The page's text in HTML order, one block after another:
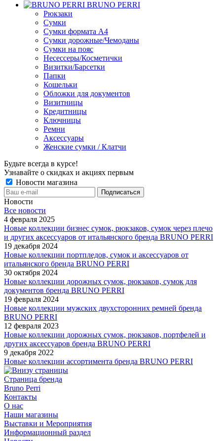
BRUNO PERRI
Рюкзаки
Сумки
Сумки формата А4
Сумки дорожные/Чемоданы
Сумки на пояс
Несессеры/Косметички
Визитки/Барсетки
Папки
Кошельки
Обложки для документов
Визитницы
Кредитницы
Ключницы
Ремни
Аксессуары
Женские сумки / Клатчи
Будьте всегда в курсе!
Узнавайте о скидках и акциях первым
Новости магазина
Новости
Все новости
4 февраля 2025
Новые коллекции бизнес сумок, рюкзаков, сумок через плечо
и других аксессуаров от итальянского бренда BRUNO PERRI
19 декабря 2024
Новые коллекции портпледов, сумок и аксессуаров от
итальянского бренда BRUNO PERRI
30 октября 2024
Новые коллекции дорожных сумок, рюкзаков, сумок для
документов бренда BRUNO PERRI
19 февраля 2024
Новые коллекции мужских двухсторонних ремней бренда
BRUNO PERRI
12 февраля 2023
Новые коллекции дорожных сумок, рюкзаков, портфелей и
других аксессуаров бренда BRUNO PERRI
9 декабря 2022
Новые коллекции ассортимента бренда BRUNO PERRI
Страница бренда
Bruno Perri
Контакты
О нас
Наши магазины
Выставки и Мероприятия
Информационный раздел